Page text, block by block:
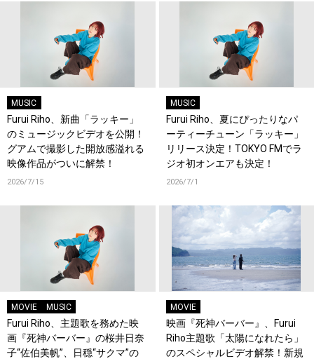
MUSIC
Furui Riho、新曲「ラッキー」
のミュージックビデオを公開！
グアムで撮影した開放感溢れる
映像作品がついに解禁！
2026/7/15
MUSIC
Furui Riho、夏にぴったりなパ
ーティーチューン「ラッキー」
リリース決定！TOKYO FMでラ
ジオ初オンエアも決定！
2026/7/1
MOVIE MUSIC
Furui Riho、主題歌を務めた映
画『死神バーバー』の桜井日奈
子“佐伯美帆”、日穏“サクマ”の
MOVIE
映画『死神バーバー』、Furui
Riho主題歌「太陽になれたら」
のスペシャルビデオ解禁！新規